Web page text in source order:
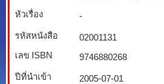
หัวเรื่อง
-
รหัสหนังสือ­
02001131
เลข ISBN
9746880268
ปีที่นำเข้า
2005-07-01